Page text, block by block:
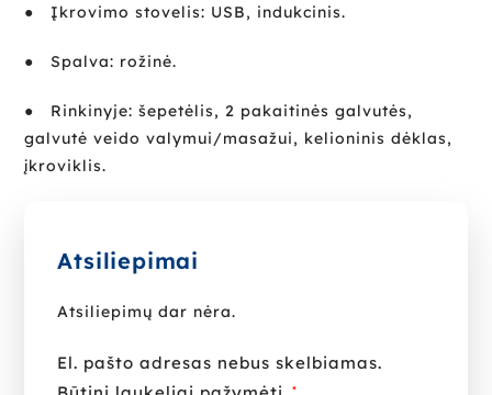
● Įkrovimo stovelis: USB, indukcinis.
● Spalva: rožinė.
● Rinkinyje: šepetėlis, 2 pakaitinės galvutės,
galvutė veido valymui/masažui, kelioninis dėklas,
įkroviklis.
Atsiliepimai
Atsiliepimų dar nėra.
El. pašto adresas nebus skelbiamas.
*